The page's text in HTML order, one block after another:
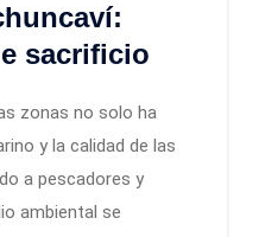
sacrificio
zonas no solo ha
y la calidad de las
a pescadores y
ambiental se